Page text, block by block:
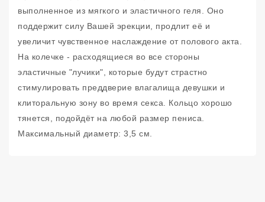
выполненное из мягкого и эластичного геля. Оно
поддержит силу Вашей эрекции, продлит её и
увеличит чувственное наслаждение от полового акта.
На колечке - расходящиеся во все стороны
эластичные "лучики", которые будут страстно
стимулировать преддверие влагалища девушки и
клиторальную зону во время секса. Кольцо хорошо
тянется, подойдёт на любой размер пениса.
Максимальный диаметр: 3,5 см.